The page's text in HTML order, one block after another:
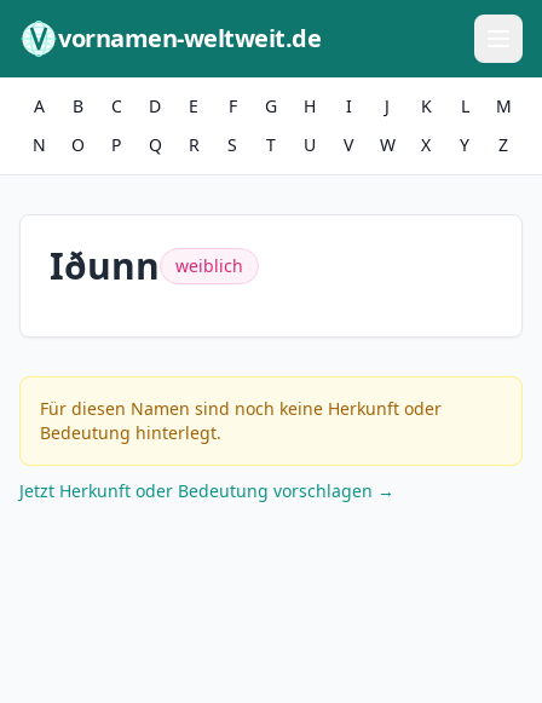
vornamen-weltweit.de
A B C D E F G H I J K L
M
N
O P Q R S T U V W X Y Z
Iðunn weiblich
Für diesen Namen sind noch keine Herkunft oder
Bedeutung hinterlegt.
Jetzt Herkunft oder Bedeutung vorschlagen →